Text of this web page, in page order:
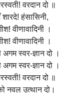
वरदान दो ॥
शारदे! हंसासिनी,
वीणावादिनी ।
वीणावादिनी ।
स्वर-ज्ञान दो ।
स्वर-ज्ञान दो ।
वरदान दो ॥
नवल उत्थान दो।